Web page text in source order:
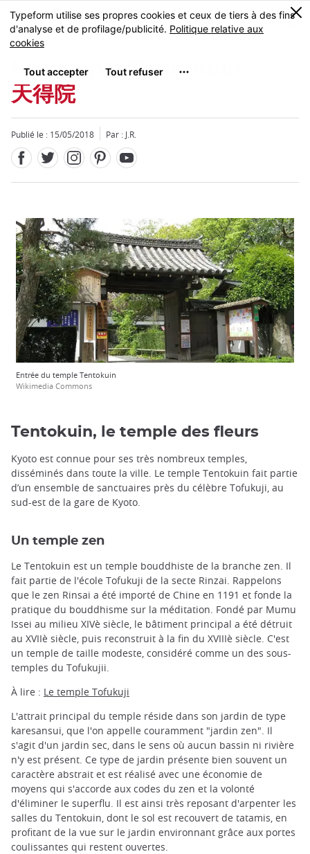
Skip
to
main
MENU
0
Le temple Tentokuin
天得院
Publié le : 15/05/2018 Par : J.R.
Entrée du temple Tentokuin
Wikimedia Commons
Tentokuin, le temple des fleurs
Kyoto est connue pour ses très nombreux temples,
disséminés dans toute la ville. Le temple Tentokuin fait partie
d’un ensemble de sanctuaires près du célèbre Tofukuji, au
sud-est de la gare de Kyoto.
Un temple zen
Le Tentokuin est un temple bouddhiste de la branche zen. Il
fait partie de l'école Tofukuji de la secte Rinzai. Rappelons
que le zen Rinsai a été importé de Chine en 1191 et fonde la
pratique du bouddhisme sur la méditation. Fondé par Mumu
Issei au milieu XIVè siècle, le bâtiment principal a été détruit
au XVIIè siècle, puis reconstruit à la fin du XVIIIè siècle. C'est
un temple de taille modeste, considéré comme un des sous-
temples du Tofukujii.
À lire : Le temple Tofukuji
L'attrait principal du temple réside dans son jardin de type
karesansui, que l'on appelle couramment "jardin zen". Il
s'agit d'un jardin sec, dans le sens où aucun bassin ni rivière
n'y est présent. Ce type de jardin présente bien souvent un
caractère abstrait et est réalisé avec une économie de
moyens qui s'accorde aux codes du zen et la volonté
d'éliminer le superflu. Il est ainsi très reposant d'arpenter les
salles du Tentokuin, dont le sol est recouvert de tatamis, en
profitant de la vue sur le jardin environnant grâce aux portes
coulissantes qui restent ouvertes.
Fermer